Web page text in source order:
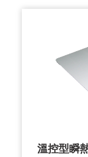
溫控型瞬